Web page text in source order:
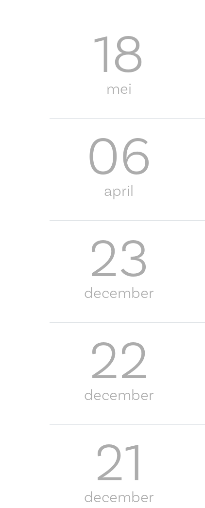
18
mei
06
april
23
december
22
december
21
december